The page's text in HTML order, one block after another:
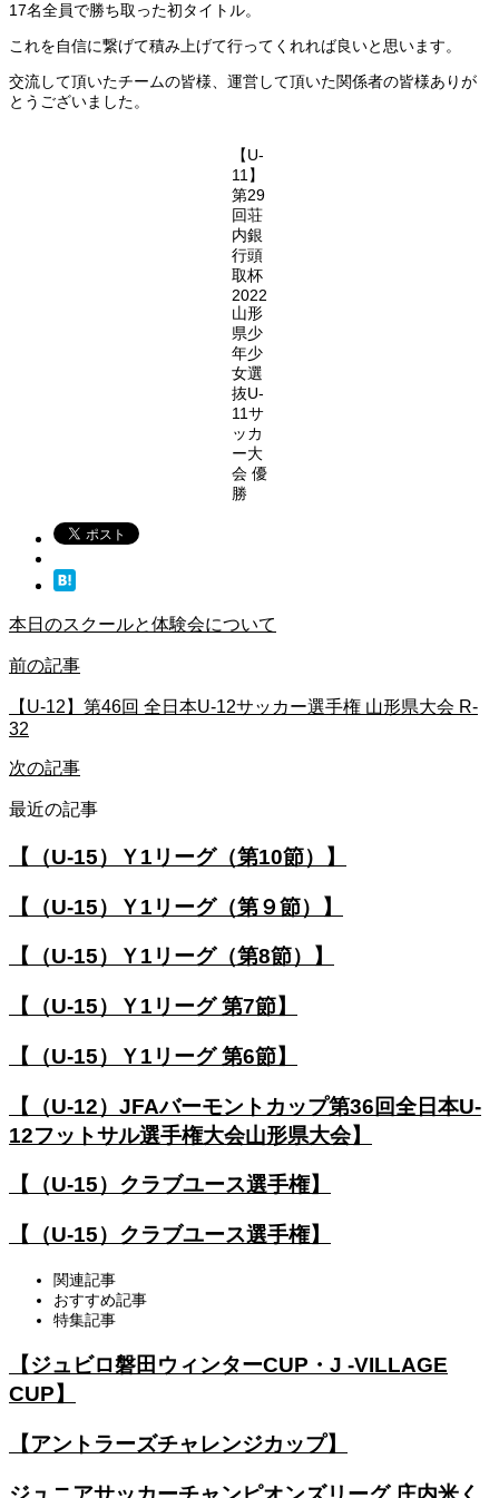
17名全員で勝ち取った初タイトル。
これを自信に繋げて積み上げて行ってくれれば良いと思います。
交流して頂いたチームの皆様、運営して頂いた関係者の皆様ありが
とうございました。
【U-
11】
第29
回荘
内銀
行頭
取杯
2022
山形
県少
年少
女選
抜U-
11サ
ッカ
ー大
会 優
勝
本日のスクールと体験会について
前の記事
【U-12】第46回 全日本U-12サッカー選手権 山形県大会 R-
32
次の記事
最近の記事
【（U-15）Ｙ1リーグ（第10節）】
【（U-15）Ｙ1リーグ（第９節）】
【（U-15）Ｙ1リーグ（第8節）】
【（U-15）Ｙ1リーグ 第7節】
【（U-15）Ｙ1リーグ 第6節】
【（U-12）JFAバーモントカップ第36回全日本U-
12フットサル選手権大会山形県大会】
【（U-15）クラブユース選手権】
【（U-15）クラブユース選手権】
関連記事
おすすめ記事
特集記事
【ジュビロ磐田ウィンターCUP・J -VILLAGE
CUP】
【アントラーズチャレンジカップ】